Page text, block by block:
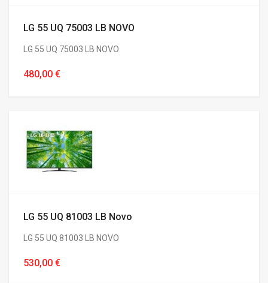
LG 55 UQ 75003 LB NOVO
LG 55 UQ 75003 LB NOVO
480,00 €
LG 55 UQ 81003 LB Novo
LG 55 UQ 81003 LB NOVO
530,00 €